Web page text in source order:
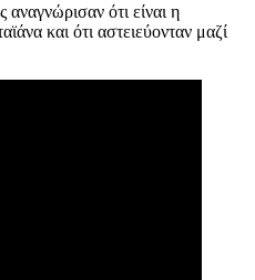
ότι είναι η
και ότι αστειεύονταν μαζί